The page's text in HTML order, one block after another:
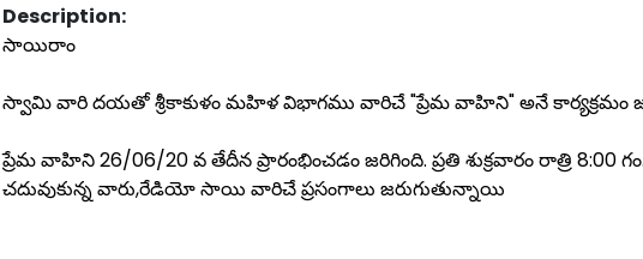
Description:
సాయిరాం
స్వామి వారి దయతో శ్రీకాకుళం మహిళ విభాగము వారిచే "ప్రేమ వాహిని" అనే కార్యక్రమం
ప్రేమ వాహిని 26/06/20 వ తేదీన ప్రారంభించడం జరిగింది. ప్రతి శుక్రవారం రాత్రి 8:00
చదువుకున్న వారు,రేడియో సాయి వారిచే ప్రసంగాలు జరుగుతున్నాయి